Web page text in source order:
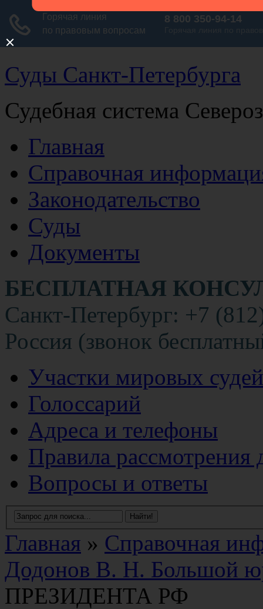
Суды Санкт-Петербурга
Судебная система
Главная
Справочная
Законодательство
Суды
Документы
БЕСПЛАТНАЯ
Санкт-Петербург: +7
Россия (звонок
Участки мировых судей
Голоссарий
Адреса и телефоны
Правила рассмотрения
Вопросы и ответы
Главная » Справочная
Додонов В. Н. Большой
ПРЕЗИДЕНТА РФ